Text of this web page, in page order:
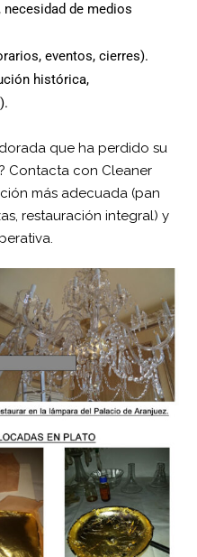
de medios
eventos, cierres).
histórica,
que ha perdido su
Contacta con Cleaner
más adecuada (pan
restauración integral) y